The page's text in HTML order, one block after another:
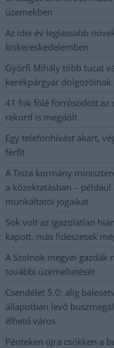
üzemekben
Az idei év leglassabb
kiskereskedelemben
Györfi Mihály több tucat
kerékpárgyár dolgozóinak
41 fok fölé forrósodott az
rekord is megdőlt
Egy telefonhívást akart,
férfit
A Tisza kormány
a közoktatásban –
munkáltatói jogaikat
Sok volt az igazolatlan
kapott, más fideszesek
A Szolnok megyei gazdák
további üzemeltetését
Csendélet 5.0: alig
állapotban levő
élhető város
Pénteken újra csökken a